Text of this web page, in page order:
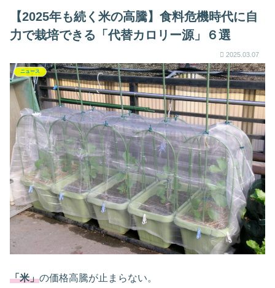
【2025年も続く米の高騰】食料危機時代に自
力で栽培できる「代替カロリー源」６選
2025.03.07
ニュース
「米」の価格高騰が止まらない。